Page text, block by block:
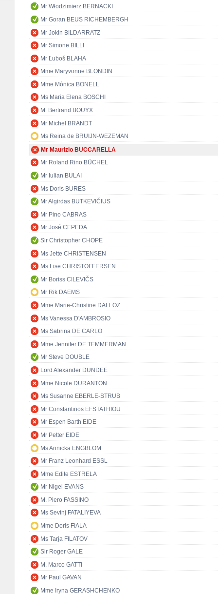
Mr Włodzimierz BERNACKI
Mr Goran BEUS RICHEMBERGH
Mr Jokin BILDARRATZ
Mr Simone BILLI
Mr Ľuboš BLAHA
Mme Maryvonne BLONDIN
Mme Mònica BONELL
Ms Maria Elena BOSCHI
M. Bertrand BOUYX
Mr Michel BRANDT
Ms Reina de BRUIJN-WEZEMAN
Mr Maurizio BUCCARELLA
Mr Roland Rino BÜCHEL
Mr Iulian BULAI
Ms Doris BURES
Mr Algirdas BUTKEVIČIUS
Mr Pino CABRAS
Mr José CEPEDA
Sir Christopher CHOPE
Ms Jette CHRISTENSEN
Ms Lise CHRISTOFFERSEN
Mr Boriss CILEVIČS
Mr Rik DAEMS
Mme Marie-Christine DALLOZ
Ms Vanessa D'AMBROSIO
Ms Sabrina DE CARLO
Mme Jennifer DE TEMMERMAN
Mr Steve DOUBLE
Lord Alexander DUNDEE
Mme Nicole DURANTON
Ms Susanne EBERLE-STRUB
Mr Constantinos EFSTATHIOU
Mr Espen Barth EIDE
Mr Petter EIDE
Ms Annicka ENGBLOM
Mr Franz Leonhard ESSL
Mme Edite ESTRELA
Mr Nigel EVANS
M. Piero FASSINO
Ms Sevinj FATALIYEVA
Mme Doris FIALA
Ms Tarja FILATOV
Sir Roger GALE
M. Marco GATTI
Mr Paul GAVAN
Mme Iryna GERASHCHENKO